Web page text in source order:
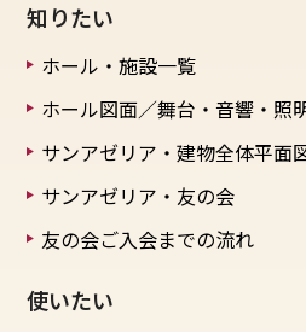
知りたい
ホール・施設一覧
ホール図面／舞台・音響・照
サンアゼリア・建物全体平面
サンアゼリア・友の会
友の会ご入会までの流れ
使いたい